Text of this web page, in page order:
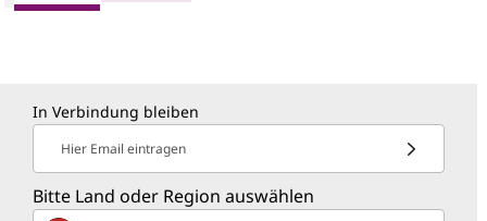
In Verbindung bleiben
Hier Email eintragen
Bitte Land oder Region auswählen